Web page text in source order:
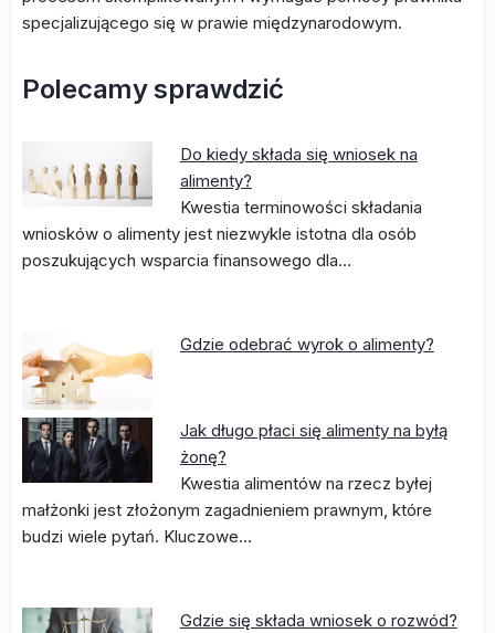
specjalizującego się w prawie międzynarodowym.
Polecamy sprawdzić
Do kiedy składa się wniosek na
alimenty?
Kwestia terminowości składania
wniosków o alimenty jest niezwykle istotna dla osób
poszukujących wsparcia finansowego dla…
Gdzie odebrać wyrok o alimenty?
Jak długo płaci się alimenty na byłą
żonę?
Kwestia alimentów na rzecz byłej
małżonki jest złożonym zagadnieniem prawnym, które
budzi wiele pytań. Kluczowe…
Gdzie się składa wniosek o rozwód?